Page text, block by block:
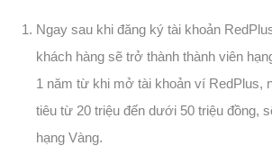
Ngay sau khi đăng ký tài khoản
khách hàng sẽ trở thành thành viên
1 năm từ khi mở tài khoản ví RedPlus,
tiêu từ 20 triệu đến dưới 50 triệu đồng,
hạng Vàng.